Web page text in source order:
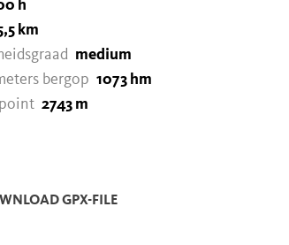
h
km
medium
bergop 1073 hm
2743 m
GPX-FILE